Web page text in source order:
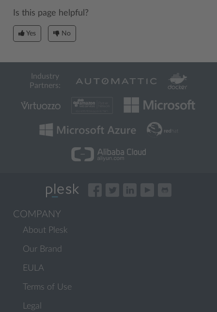
Is this page helpful?
Yes No
Industry
Partners:
COMPANY
About Plesk
Our Brand
EULA
Terms of Use
Legal